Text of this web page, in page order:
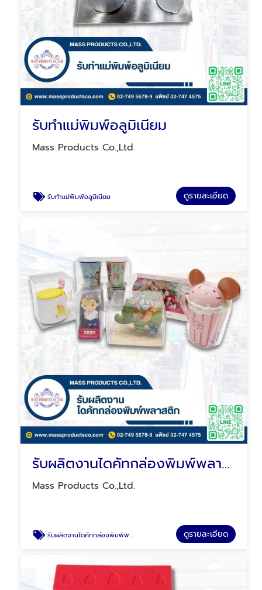
รับทำแม่พิมพ์อลูมิเนียม
Mass Products Co.,Ltd.
รับทำแม่พิมพ์อลูมิเนียม ดูรายละเอียด
รับผลิตงานไดคัทกล่องพิมพ์พลาสติก
Mass Products Co.,Ltd.
รับผลิตงานไดคัทกล่องพิมพ์พลาสติก ดูรายละเอียด